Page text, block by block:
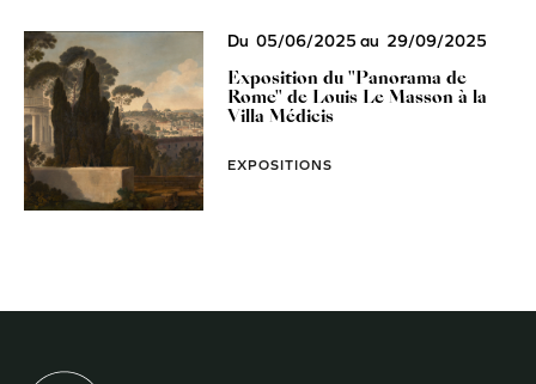
Du 05/06/2025 au 29/09/2025
Exposition du "Panorama de
Rome" de Louis Le Masson à la
Villa Médicis
EXPOSITIONS